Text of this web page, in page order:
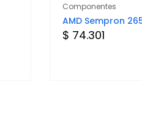
Componentes
AMD Sempron
$ 74.301